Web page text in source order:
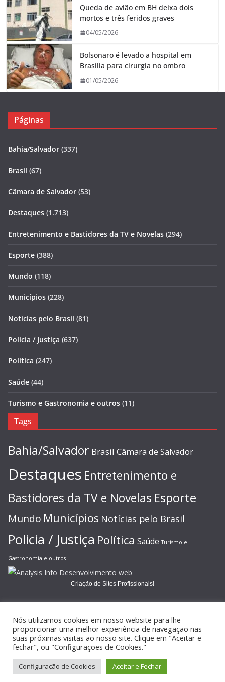
Queda de avião em BH deixa dois
mortos e três feridos graves
04/05/2026
Bolsonaro é levado a hospital em
Brasília para cirurgia no ombro
01/05/2026
Páginas
Bahia/Salvador (337)
Brasil (67)
Câmara de Salvador (53)
Destaques (1.713)
Entretenimento e Bastidores da TV e Novelas (294)
Esporte (388)
Mundo (118)
Municípios (228)
Notícias pelo Brasil (81)
Policia / Justiça (637)
Política (247)
Saúde (44)
Turismo e Gastronomia e outros (11)
Tags
Bahia/Salvador Brasil Câmara de Salvador
Destaques Entretenimento e
Bastidores da TV e Novelas Esporte
Mundo Municípios Notícias pelo Brasil
Policia / Justiça Política Saúde Turismo e
Gastronomia e outros
Criação de Sites Profissionais!
Copyright © 2026JORNAL GAZETA ONLINE
reservados.
Tema:ColorMagpor ThemeGrill. Powered by
Nós utilizamos cookies em nosso website para lhe
proporcionar uma melhor experiência de navegação nas
suas próximas visitas ao nosso site. Clique em "Aceitar e
fechar", ou "Configurações de Cookies."
Configuração de Cookies Aceitar e Fechar